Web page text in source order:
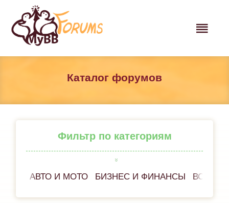
Каталог форумов
Фильтр по категориям
АВТО И МОТО БИЗНЕС И ФИНАНСЫ ВСЁ